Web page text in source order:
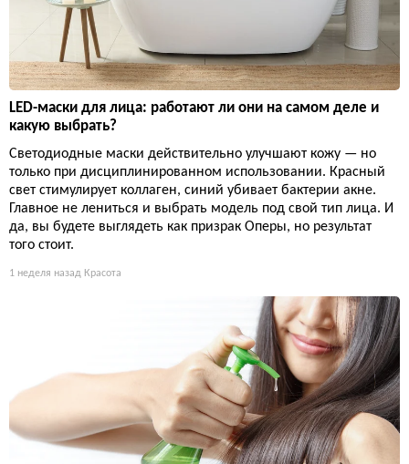
LED-маски для лица: работают ли они на самом деле и
какую выбрать?
Светодиодные маски действительно улучшают кожу — но
только при дисциплинированном использовании. Красный
свет стимулирует коллаген, синий убивает бактерии акне.
Главное не лениться и выбрать модель под свой тип лица. И
да, вы будете выглядеть как призрак Оперы, но результат
того стоит.
1 неделя назад Красота